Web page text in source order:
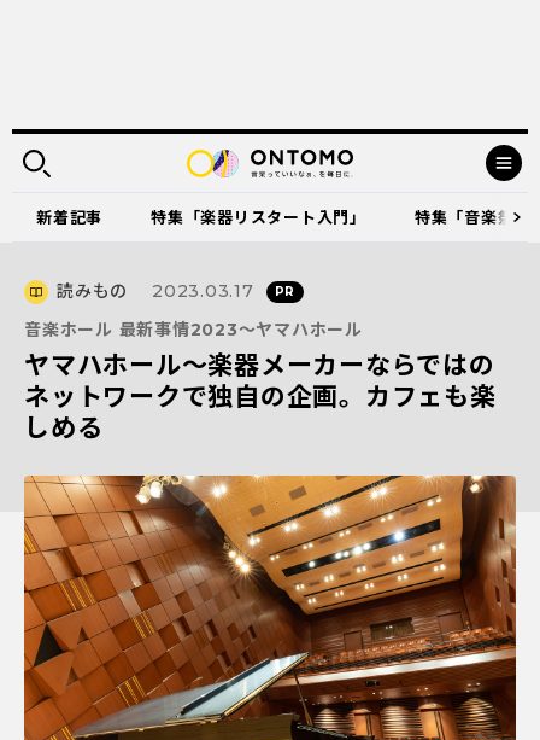
新着記事 特集「楽器リスタート入門」 特集「音楽祭
読みもの
2023.03.17
音楽ホール 最新事情2023～ヤマハホール
ヤマハホール～楽器メーカーならではの
ネットワークで独自の企画。カフェも楽
しめる